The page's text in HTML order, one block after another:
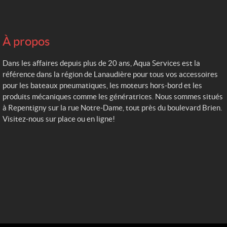
À propos
Dans les affaires depuis plus de 20 ans, Aqua Services est la
référence dans la région de Lanaudière pour tous vos accessoires
pour les bateaux pneumatiques, les moteurs hors-bord et les
produits mécaniques comme les génératrices. Nous sommes situés
à Repentigny sur la rue Notre-Dame, tout près du boulevard Brien.
Visitez-nous sur place ou en ligne!